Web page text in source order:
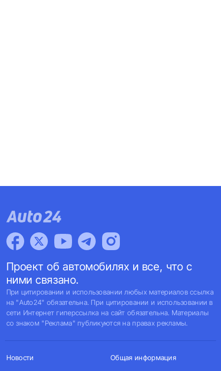
Проект об автомобилях и все, что с
ними связано.
При цитировании и использовании любых материалов ссылка
на "Auto24" обязательна. При цитировании и использовании в
сети Интернет гиперссылка на сайт обязательна. Материалы
со знаком "Реклама" публикуются на правах рекламы.
Новости Общая информация